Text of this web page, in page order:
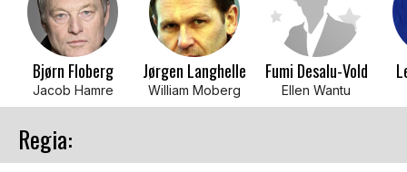
Bjørn Floberg
Jacob Hamre
Jørgen Langhelle
William Moberg
Fumi Desalu-Vold
Ellen Wantu
Regia: